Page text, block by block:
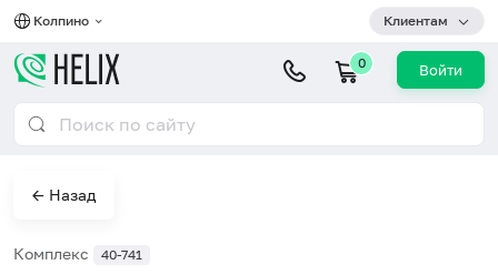
Колпино Клиентам
0 Войти
← Назад
Комплекс 40-741